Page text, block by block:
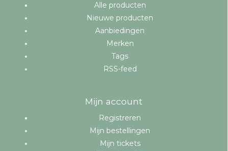
Alle producten
Nieuwe producten
Aanbiedingen
Merken
Tags
RSS-feed
Mijn account
Registreren
Mijn bestellingen
Mijn tickets